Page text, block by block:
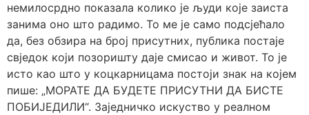
немилосрдно показала колико је људи које заиста
занима оно што радимо. То ме је само подсјећало
да, без обзира на број присутних, публика постаје
свједок који позоришту даје смисао и живот. То је
исто као што у коцкарницама постоји знак на којем
пише: „МОРАТЕ ДА БУДЕТЕ ПРИСУТНИ ДА БИСТЕ
ПОБИЈЕДИЛИ“. Заједничко искуство у реалном